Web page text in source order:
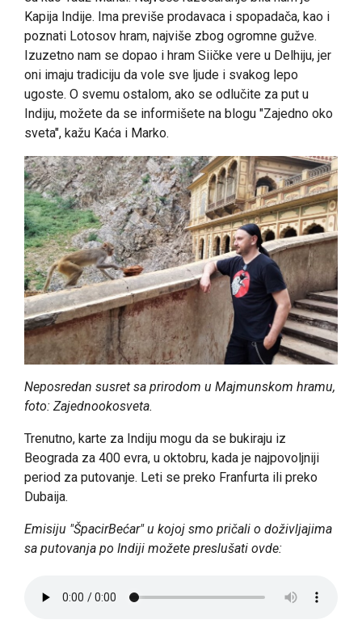
Kapija Indije. Ima previše prodavaca i spopadača, kao i
poznati Lotosov hram, najviše zbog ogromne gužve.
Izuzetno nam se dopao i hram Siičke vere u Delhiju, jer
oni imaju tradiciju da vole sve ljude i svakog lepo
ugoste. O svemu ostalom, ako se odlučite za put u
Indiju, možete da se informišete na blogu "Zajedno oko
sveta", kažu Kaća i Marko.
Neposredan susret sa prirodom u Majmunskom hramu,
foto: Zajednookosveta.
Trenutno, karte za Indiju mogu da se bukiraju iz
Beograda za 400 evra, u oktobru, kada je najpovoljniji
period za putovanje. Leti se preko Franfurta ili preko
Dubaija.
Emisiju "ŠpacirBećar" u kojoj smo pričali o doživljajima
sa putovanja po Indiji možete preslušati ovde: